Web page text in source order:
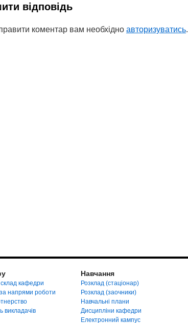
відповідь
коментар вам необхідно авторизуватись.
кафедри
за напрями роботи
викладачів
Навчання
Розклад (стаціонар)
Розклад (заочники)
Навчальні плани
Дисципліни кафедри
Електронний кампус